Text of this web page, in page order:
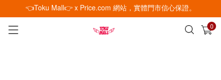
👈Toku Mall👉 x Price.com 網站，實體門市信心保證。
0
已加入購物車 查看